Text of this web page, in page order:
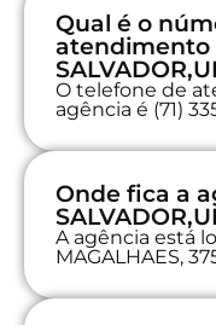
Qual é o
atendimento
O telefone de
agência é (71)
Onde fica a
A agência está
MAGALHAES,